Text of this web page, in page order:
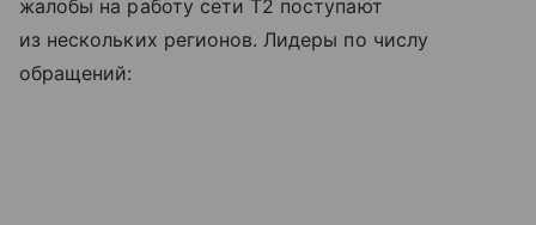
жалобы на работу сети T2 поступают
из нескольких регионов. Лидеры по числу
обращений: